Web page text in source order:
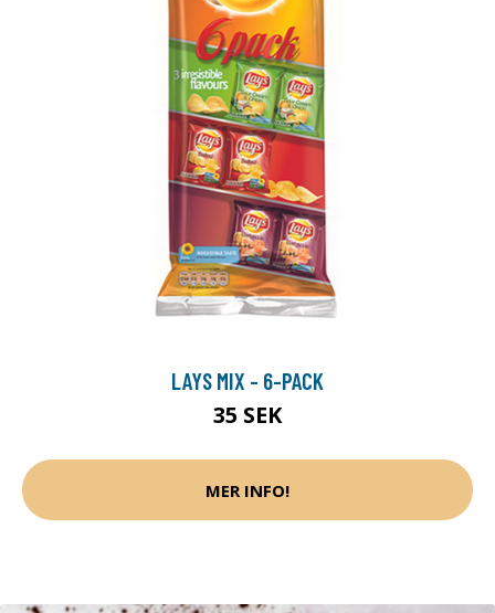
LAYS MIX - 6-PACK
35 SEK
MER INFO!